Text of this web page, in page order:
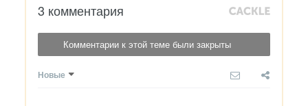
3 комментария
Комментарии к этой теме были закрыты
Новые